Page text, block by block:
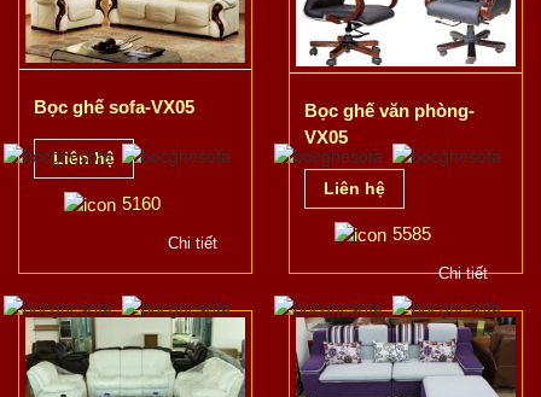
Bọc ghế sofa-VX05
Liên hệ
5160
Chi tiết
Bọc ghế văn phòng-
VX05
Liên hệ
5585
Chi tiết